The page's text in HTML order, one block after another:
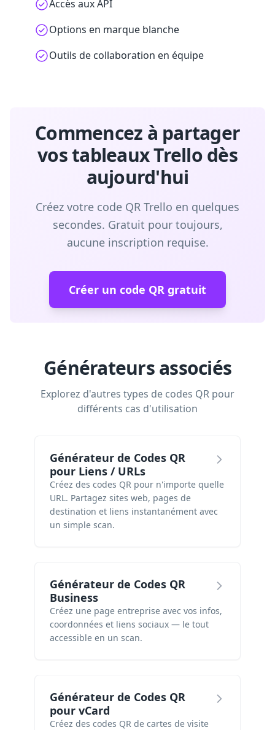
Accès aux API
Options en marque blanche
Outils de collaboration en équipe
Commencez à partager
vos tableaux Trello dès
aujourd'hui
Créez votre code QR Trello en quelques
secondes. Gratuit pour toujours,
aucune inscription requise.
Créer un code QR gratuit
Générateurs associés
Explorez d'autres types de codes QR pour
différents cas d'utilisation
Générateur de Codes QR
pour Liens / URLs
Créez des codes QR pour n'importe quelle
URL. Partagez sites web, pages de
destination et liens instantanément avec
un simple scan.
Générateur de Codes QR
Business
Créez une page entreprise avec vos infos,
coordonnées et liens sociaux — le tout
accessible en un scan.
Générateur de Codes QR
pour vCard
Créez des codes QR de cartes de visite